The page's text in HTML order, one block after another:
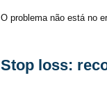
O problema não está no
Stop loss: